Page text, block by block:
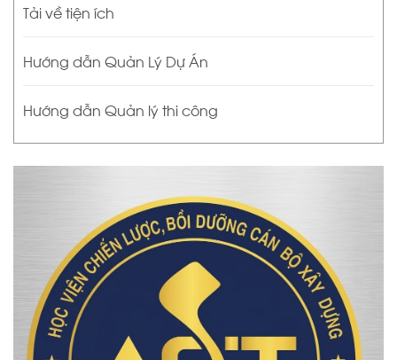
Tải về tiện ích
Hướng dẫn Quản Lý Dự Án
Hướng dẫn Quản lý thi công